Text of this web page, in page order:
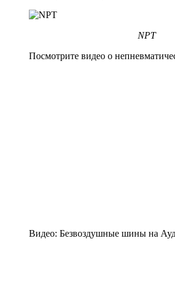
NPT
Посмотрите видео о
Видео: Безвоздушные шины на